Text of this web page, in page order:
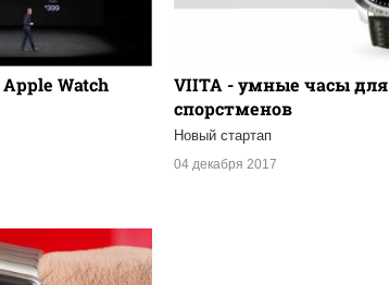
Watch
VIITA - умные часы для
спорстменов
Новый стартап
04 декабря 2017